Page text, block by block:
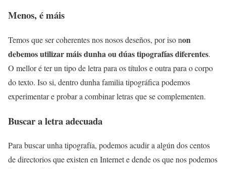
Menos, é máis
Temos que ser coherentes nos nosos deseños, por iso non
debemos utilizar máis dunha ou dúas tipografías diferentes.
O mellor é ter un tipo de letra para os títulos e outra para o corpo
do texto. Iso si, dentro dunha familia tipográfica podemos
experimentar e probar a combinar letras que se complementen.
Buscar a letra adecuada
Para buscar unha tipografía, podemos acudir a algún dos centos
de directorios que existen en Internet e dende os que nos podemos